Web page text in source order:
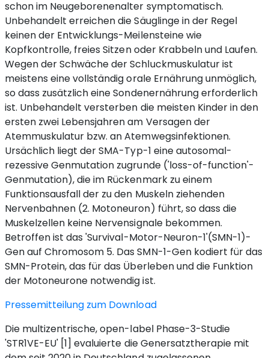
schon im Neugeborenenalter symptomatisch.
Unbehandelt erreichen die Säuglinge in der Regel
keinen der Entwicklungs-Meilensteine wie
Kopfkontrolle, freies Sitzen oder Krabbeln und Laufen.
Wegen der Schwäche der Schluckmuskulatur ist
meistens eine vollständig orale Ernährung unmöglich,
so dass zusätzlich eine Sondenernährung erforderlich
ist. Unbehandelt versterben die meisten Kinder in den
ersten zwei Lebensjahren am Versagen der
Atemmuskulatur bzw. an Atemwegsinfektionen.
Ursächlich liegt der SMA-Typ-1 eine autosomal-
rezessive Genmutation zugrunde ('loss-of-function'-
Genmutation), die im Rückenmark zu einem
Funktionsausfall der zu den Muskeln ziehenden
Nervenbahnen (2. Motoneuron) führt, so dass die
Muskelzellen keine Nervensignale bekommen.
Betroffen ist das 'Survival-Motor-Neuron-1'(SMN-1)-
Gen auf Chromosom 5. Das SMN-1-Gen kodiert für das
SMN-Protein, das für das Überleben und die Funktion
der Motoneurone notwendig ist.
Pressemitteilung zum Download
Die multizentrische, open-label Phase-3-Studie
'STR1VE-EU' [1] evaluierte die Genersatztherapie mit